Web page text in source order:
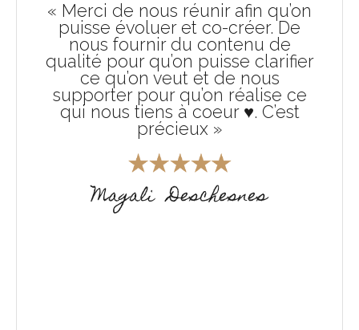
« Merci de nous réunir afin qu’on
puisse évoluer et co-créer. De
nous fournir du contenu de
qualité pour qu’on puisse clarifier
ce qu’on veut et de nous
supporter pour qu’on réalise ce
qui nous tiens à coeur ♥️. C’est
précieux »
Magali Deschesnes